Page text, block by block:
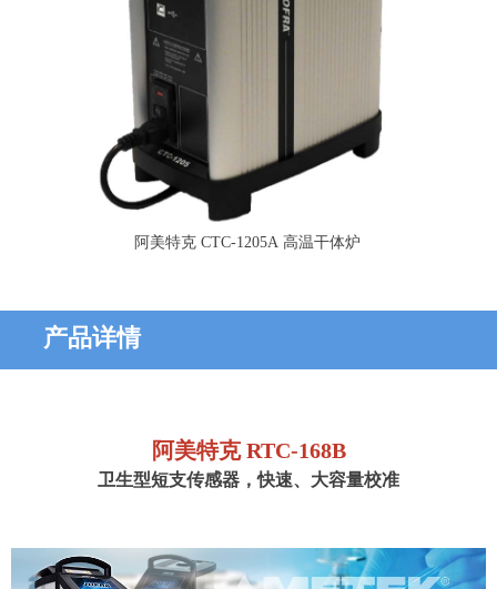
阿美特克 CTC-1205A 高温干体炉
阿美特克 RTC-168B
卫生型短支传感器，快速、大容量校准
产品详情